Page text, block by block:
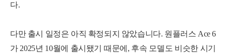
다.
다만 출시 일정은 아직 확정되지 않았습니다. 원플러스 Ace 6
가 2025년 10월에 출시됐기 때문에, 후속 모델도 비슷한 시기